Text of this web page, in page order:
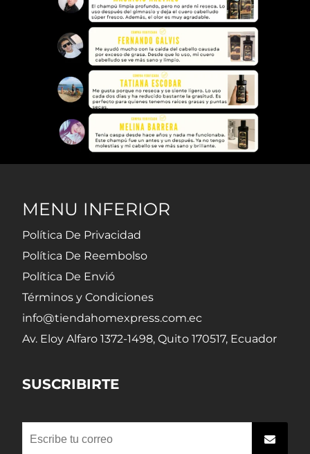
MENU INFERIOR
Política De Privacidad
Política De Reembolso
Política De Envió
Términos y Condiciones
info@tiendahomexpress.com.ec
Av. Eloy Alfaro 1372-1498, Quito 170517, Ecuador
SUSCRIBIRTE